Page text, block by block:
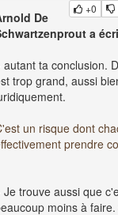
+0
De
a
autant ta conclusion.
trop grand, aussi
un risque dont
prendre
Je trouve aussi que
moins à